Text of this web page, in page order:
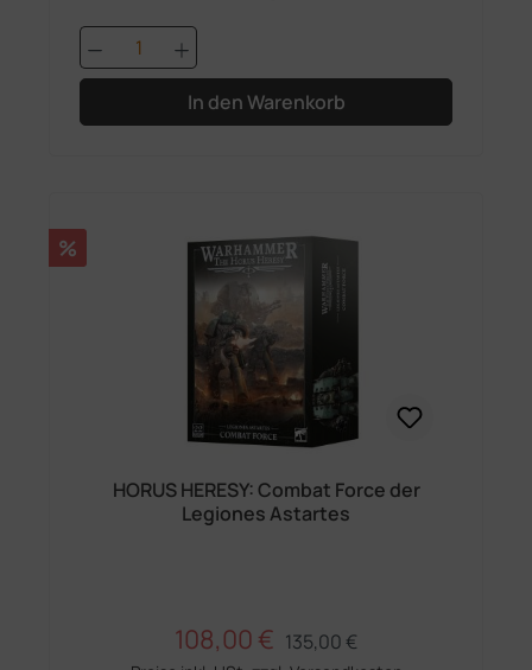
Produkt Anzahl: Gib den
In den Warenkorb
Rabatt
%
HORUS HERESY: Combat Force der
Legiones Astartes
Verkaufspreis:
108,00 € Regulärer Preis:
135,00 €